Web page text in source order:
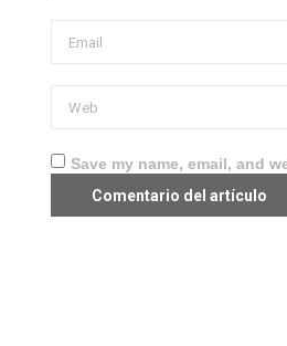
Save my name, email, and